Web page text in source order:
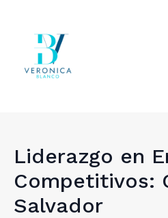
Liderazgo en
Competitivos:
Salvador